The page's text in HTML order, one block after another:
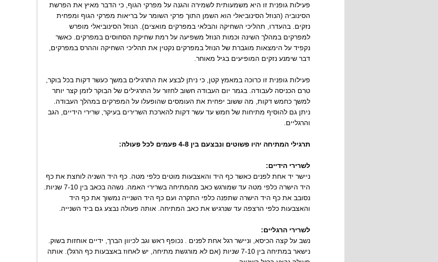
פעילות גופנית זו היא משמעותית לשמירה והגנה על מפרקי הגוף, כי הדבר מאיץ את הפרשת
הסינוביה (הנוזל הסינוביאלי הוא השמן התוך פרקי השומר על בריאות מפרקי הגוף ומפחית
נזקים. בהעדרו, תהליכי השחיקה והבלאי במפרקים מואצים). הנוזל הסינוביאלי מופרש
למפרקים במהלך השינה וכמות הנוזל משפיעה על רמת שחיקת הסחוסים במפרקים. כאשר
נקפיד על הימצאות מוגברת של הנוזל במפרקים נקטין את תהליכי השחיקה וההרס במפרקים,
דבר שימנע נזקים המופיעים בגיל מאוחר.
פעילות גופנית זו כרוכה במאמץ קטן, כי ניתן לבצע את התרגילים במשך כעשר דקות בכל בוקר,
טרם הכניסה לעבודה. בגמר יום העבודה חשוב לחזור על התרגילים של הבוקר לזמן קצר יותר
למשך כחמש דקות, מה ששוב יפחית את העומסים שהופעלו על המפרקים במהלך העבודה.
ניתן גם להוסיף מתיחות של חמש עד עשר דקות להארכת השרירים בעיקר, שרירי הידיים, הגב
והרגליים.
תרגילי המתיחה יהיו פשוטים ונבצעם בין 4-8 פעמים לכל פעולה:
לשרירי הידיים:
ניישר יד אחת לפנים כאשר כף היד והאצבעות מוטים כלפי מטה. כף היד השניה לוחצת את כף
היד הישרה כלפי מטה עד שמורגש כאב מהמתיחה בשרירי האמה. נשהה בכאב בין 7-10 שניות.
נסובב את כף היד הישרה שתפנה כלפי התקרה ועם כף היד השנייה נמשוך את כף היד
והאצבעות כלפי הרצפה עד שנרגיש את כאב המתיחה. אותה פעולה נבצע גם ביד השנייה.
לשרירי הרגליים:
נשב על קצה הכיסא, וניישר רגל אחת לפנים . נכופף ראש וגב לכיוון הברך, ידיים אוחזות בשוק.
נישאר במתיחה בין 7-10 שניות (אם לא מורגשת מתיחה, יש לאחוז באצבעות כף הרגל). אותה